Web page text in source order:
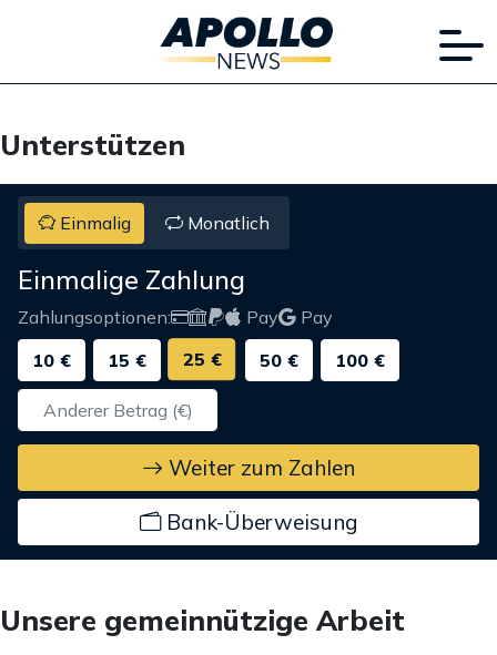
Unterstützen
Einmalig Monatlich
Einmalige Zahlung
Zahlungsoptionen: Pay
Pay
10 €
15 € 25 € 50 € 100 €
Weiter zum Zahlen
Bank-Überweisung
Unsere gemeinnützige Arbeit